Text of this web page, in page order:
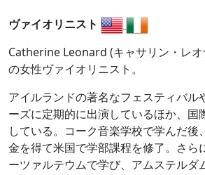
ヴァイオリニスト
Catherine Leonard (キャサリン・レオ
の女性ヴァイオリニスト。
アイルランドの著名なフェスティバル
ーズに定期的に出演しているほか、国
している。コーク音楽学校で学んだ後
金を得て米国で学部課程を修了。さら
ーツァルテウムで学び、アムステルダ